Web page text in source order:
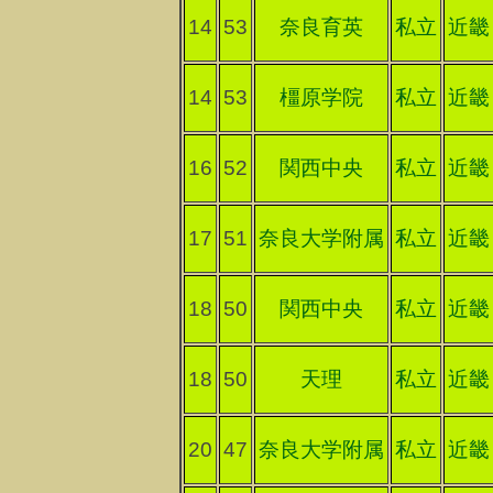
14 53 奈良育英 私立 近畿
14 53 橿原学院 私立 近畿
16 52 関西中央 私立 近畿
17 51 奈良大学附属 私立 近畿
18 50 関西中央 私立 近畿
18 50 天理 私立 近畿
20 47 奈良大学附属 私立 近畿